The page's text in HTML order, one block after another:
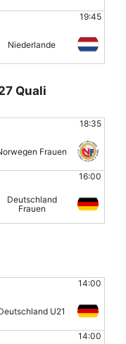
19:45
Niederlande
Quali
18:35
Frauen
16:00
Deutschland
Frauen
14:00
U21
14:00